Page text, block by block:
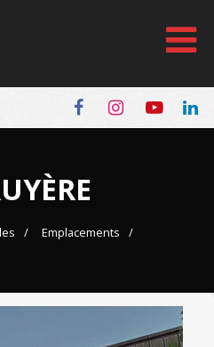
Emplacements